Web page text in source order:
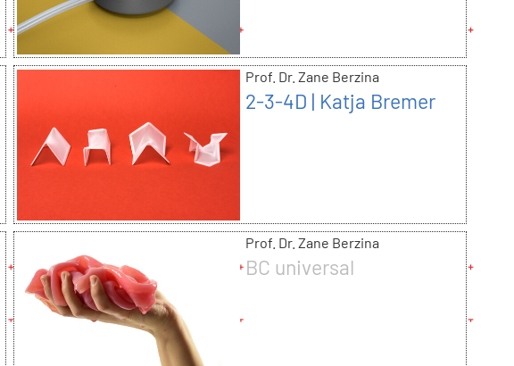
Prof. Dr. Zane Berzina
2-3-4D | Katja Bremer
Prof. Dr. Zane Berzina
BC universal